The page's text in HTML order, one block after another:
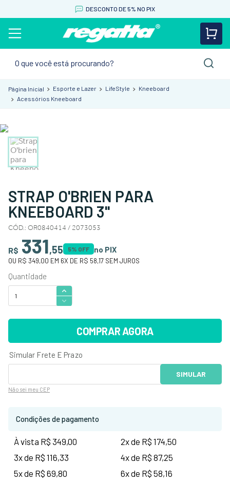
DESCONTO DE 5% NO PIX
Esporte e Lazer LifeStyle
Kneeboard
Acessórios Kneeboard
STRAP O'BRIEN PARA
KNEEBOARD 3"
CÓD.: OR0840414 / 2073053
R$ 331,55 5% OFF no PIX
OU R$ 349,00 EM 6X DE R$ 58,17 SEM JUROS
COMPRAR AGORA
Não sei meu CEP
Condições de pagamento
À vista R$ 349,00
2x de R$ 174,50
3x de R$ 116,33
4x de R$ 87,25
5x de R$ 69,80
6x de R$ 58,16